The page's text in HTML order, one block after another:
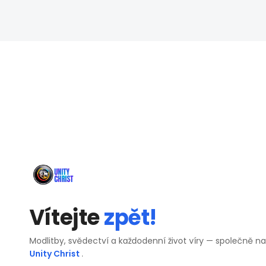
Vítejtezpět!
Modlitby, svědectví a každodenní život víry — společně na
Unity Christ .